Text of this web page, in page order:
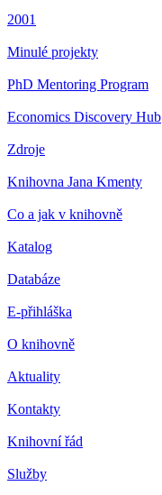
2001
Minulé projekty
PhD Mentoring Program
Economics Discovery Hub
Zdroje
Knihovna Jana Kmenty
Co a jak v knihovně
Katalog
Databáze
E-přihláška
O knihovně
Aktuality
Kontakty
Knihovní řád
Služby